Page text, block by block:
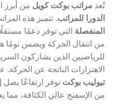
تُعد مراتب بوكت كويل من أبرز
الدورا للمراتب. تتميز هذه
المنفصلة التي توفر دعمًا
من انتقال الحركة ويضمن نومًا
للرياضيين الذين يشاركون
الاهتزازات الناتجة عن الحركة.
تيوليب بوكت
من الإسفنج عالي الكثافة، مما